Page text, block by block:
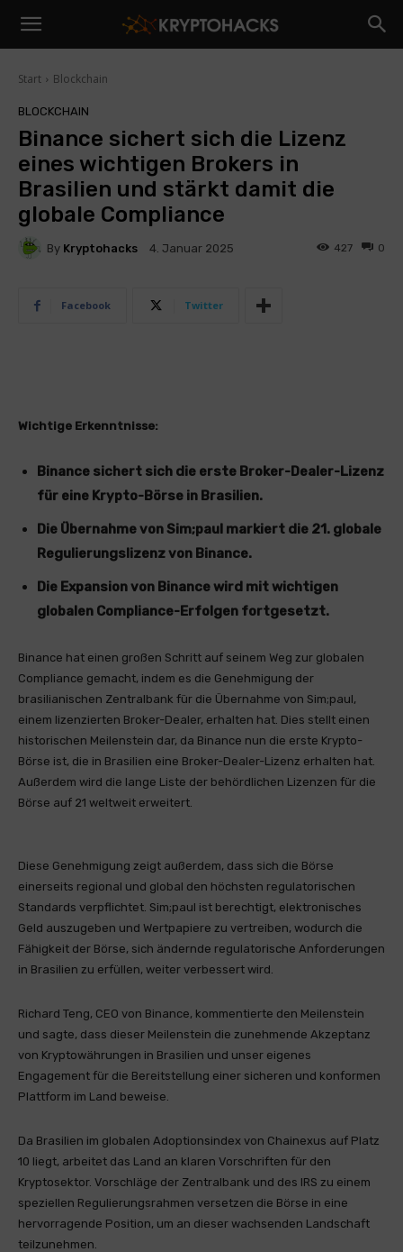
Start Blockchain
BLOCKCHAIN
Binance sichert sich die Lizenz
eines wichtigen Brokers in
Brasilien und stärkt damit die
globale Compliance
By Kryptohacks 4. Januar 2025 0
427
Facebook Twitter
Wichtige Erkenntnisse:
Binance sichert sich die erste Broker-Dealer-Lizenz
für eine Krypto-Börse in Brasilien.
Die Übernahme von Sim;paul markiert die 21. globale
Regulierungslizenz von Binance.
Die Expansion von Binance wird mit wichtigen
globalen Compliance-Erfolgen fortgesetzt.
Binance hat einen großen Schritt auf seinem Weg zur globalen
Compliance gemacht, indem es die Genehmigung der
brasilianischen Zentralbank für die Übernahme von Sim;paul,
einem lizenzierten Broker-Dealer, erhalten hat. Dies stellt einen
historischen Meilenstein dar, da Binance nun die erste Krypto-
Börse ist, die in Brasilien eine Broker-Dealer-Lizenz erhalten hat.
Außerdem wird die lange Liste der behördlichen Lizenzen für die
Börse auf 21 weltweit erweitert.
Diese Genehmigung zeigt außerdem, dass sich die Börse
einerseits regional und global den höchsten regulatorischen
Standards verpflichtet. Sim;paul ist berechtigt, elektronisches
Geld auszugeben und Wertpapiere zu vertreiben, wodurch die
Fähigkeit der Börse, sich ändernde regulatorische Anforderungen
in Brasilien zu erfüllen, weiter verbessert wird.
Richard Teng, CEO von Binance, kommentierte den Meilenstein
und sagte, dass dieser Meilenstein die zunehmende Akzeptanz
von Kryptowährungen in Brasilien und unser eigenes
Engagement für die Bereitstellung einer sicheren und konformen
Plattform im Land beweise.
Da Brasilien im globalen Adoptionsindex von Chainexus auf Platz
10 liegt, arbeitet das Land an klaren Vorschriften für den
Kryptosektor. Vorschläge der Zentralbank und des IRS zu einem
speziellen Regulierungsrahmen versetzen die Börse in eine
hervorragende Position, um an dieser wachsenden Landschaft
teilzunehmen.